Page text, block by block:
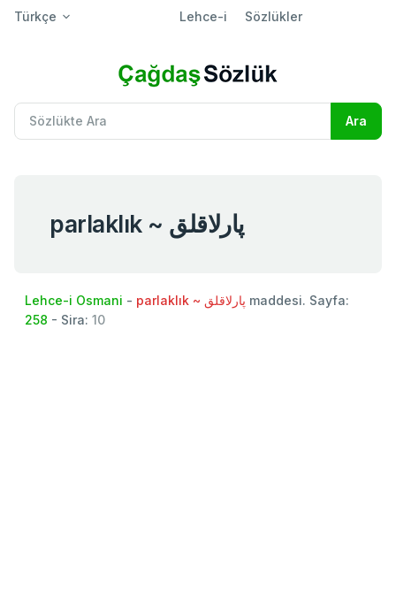
Türkçe Lehce-i Sözlükler
parlaklık ~ پارلاقلق
Lehce-i Osmani - parlaklık ~ پارلاقلق maddesi. Sayfa:
258 - Sira: 10